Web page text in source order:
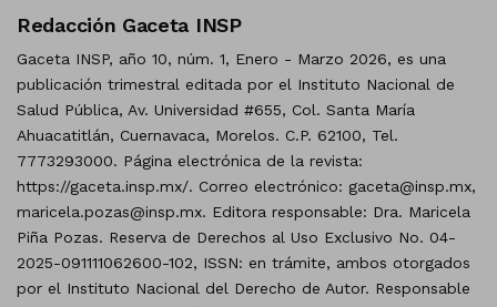
Redacción Gaceta INSP
Gaceta INSP, año 10, núm. 1, Enero - Marzo 2026, es una
publicación trimestral editada por el Instituto Nacional de
Salud Pública, Av. Universidad #655, Col. Santa María
Ahuacatitlán, Cuernavaca, Morelos. C.P. 62100, Tel.
7773293000. Página electrónica de la revista:
https://gaceta.insp.mx/. Correo electrónico: gaceta@insp.mx,
maricela.pozas@insp.mx. Editora responsable: Dra. Maricela
Piña Pozas. Reserva de Derechos al Uso Exclusivo No. 04-
2025-091111062600-102, ISSN: en trámite, ambos otorgados
por el Instituto Nacional del Derecho de Autor. Responsable